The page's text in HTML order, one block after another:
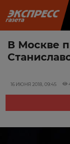
В Москве
16 ИЮНЯ 2018, 09:45